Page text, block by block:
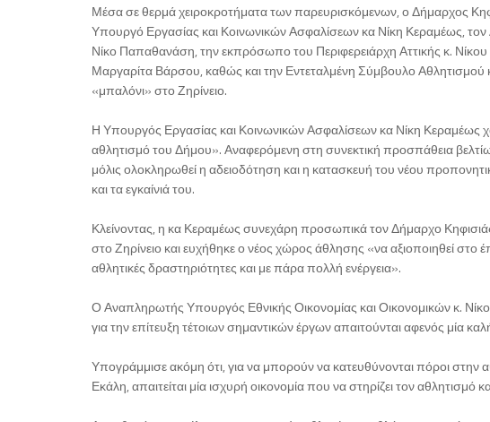
Μέσα σε θερμά χειροκροτήματα των παρευρισκόμενων, ο Δήμαρχος
Υπουργό Εργασίας και Κοινωνικών Ασφαλίσεων κα Νίκη Κεραμέως,
Νίκο Παπαθανάση, την εκπρόσωπο του Περιφερειάρχη Αττικής κ. Νίκου
Μαργαρίτα Βάρσου, καθώς και την Εντεταλμένη Σύμβουλο Αθλητισμού
«μπαλόνι» στο Ζηρίνειο.
Η Υπουργός Εργασίας και Κοινωνικών Ασφαλίσεων κα Νίκη Κεραμέως
αθλητισμό του Δήμου». Αναφερόμενη στη συνεκτική προσπάθεια
μόλις ολοκληρωθεί η αδειοδότηση και η κατασκευή του νέου
και τα εγκαίνιά του.
Κλείνοντας, η κα Κεραμέως συνεχάρη προσωπικά τον Δήμαρχο
στο Ζηρίνειο και ευχήθηκε ο νέος χώρος άθλησης «να αξιοποιηθεί στο
αθλητικές δραστηριότητες και με πάρα πολλή ενέργεια».
Ο Αναπληρωτής Υπουργός Εθνικής Οικονομίας και Οικονομικών κ.
για την επίτευξη τέτοιων σημαντικών έργων απαιτούνται αφενός μία
Υπογράμμισε ακόμη ότι, για να μπορούν να κατευθύνονται πόροι
Εκάλη, απαιτείται μία ισχυρή οικονομία που να στηρίζει τον αθλητισμό